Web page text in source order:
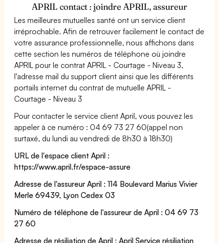
APRIL contact : joindre APRIL, assureur
Les meilleures mutuelles santé ont un service client
irréprochable. Afin de retrouver facilement le contact de
votre assurance professionnelle, nous affichons dans
cette section les numéros de téléphone où joindre
APRIL pour le contrat APRIL - Courtage - Niveau 3,
l'adresse mail du support client ainsi que les différents
portails internet du contrat de mutuelle APRIL -
Courtage - Niveau 3
Pour contacter le service client April, vous pouvez les
appeler à ce numéro : 04 69 73 27 60(appel non
surtaxé, du lundi au vendredi de 8h30 à 18h30)
URL de l'espace client April :
https://www.april.fr/espace-assure
Adresse de l'assureur April : 114 Boulevard Marius Vivier
Merle 69439, Lyon Cedex 03
Numéro de téléphone de l'assureur de April : 04 69 73
27 60
Adresse de résiliation de April : April Service résiliation